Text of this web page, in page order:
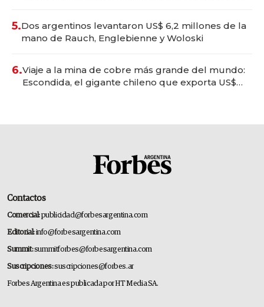
5.Dos argentinos levantaron US$ 6,2 millones de la
mano de Rauch, Englebienne y Woloski
6.Viaje a la mina de cobre más grande del mundo:
Escondida, el gigante chileno que exporta US$
Contactos
Comercial:publicidad@forbesargentina.com
Editorial:info@forbesargentina.com
Summit:summitforbes@forbesargentina.com
Suscripciones:suscripciones@forbes.ar
Forbes Argentina es publicada por HT Media SA.